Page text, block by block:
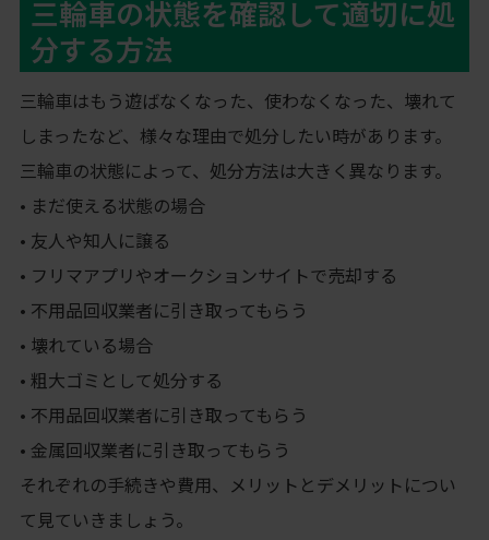
三輪車の状態を確認して適切に処
分する方法
三輪車はもう遊ばなくなった、使わなくなった、壊れて
しまったなど、様々な理由で処分したい時があります。
三輪車の状態によって、処分方法は大きく異なります。
• まだ使える状態の場合
• 友人や知人に譲る
• フリマアプリやオークションサイトで売却する
• 不用品回収業者に引き取ってもらう
• 壊れている場合
• 粗大ゴミとして処分する
• 不用品回収業者に引き取ってもらう
• 金属回収業者に引き取ってもらう
それぞれの手続きや費用、メリットとデメリットについ
て見ていきましょう。